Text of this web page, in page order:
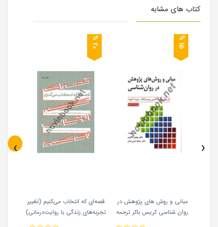
کتاب های مشابه
مبانی و روش های پژوهش در
روان شناسی کریس باکر ترجمه
مهدی طاهری انتشارات ارسباران
1
5
%
قصه‌ای که انتخاب می‌کنیم (تغییر
تجربه‌های زندگی با روایت‌درمانی)
دیوید دنبورو ترجمه حسنا
2
0
%
‹ ›